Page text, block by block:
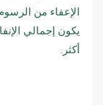
الإعفاء من
أكثر.